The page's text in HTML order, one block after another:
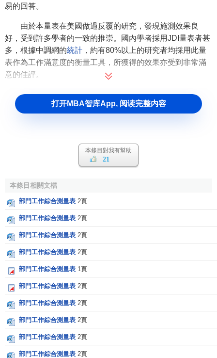
易的回答。
由於本量表在美國做過反覆的研究，發現施測效果良
好，受到許多學者的一致的推崇。國內學者採用JDI量表者甚
多，根據中調網的統計 ，約有80%以上的研究者均採用此量
表作為工作滿意度的衡量工具，所獲得的效果亦受到非常滿
意的佳評。
打开MBA智库App, 阅读完整内容
本條目對我有幫助
21
本條目相關文檔
部門工作綜合測量表 2頁
部門工作綜合測量表 2頁
部門工作綜合測量表 2頁
部門工作綜合測量表 2頁
部門工作綜合測量表 1頁
部門工作綜合測量表 2頁
部門工作綜合測量表 2頁
部門工作綜合測量表 2頁
部門工作綜合測量表 2頁
部門工作綜合測量表 2頁